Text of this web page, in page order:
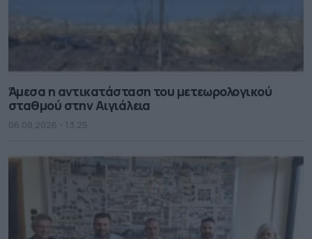
Άμεσα η αντικατάσταση του μετεωρολογικού
σταθμού στην Αιγιάλεια
06.08.2026 - 13.25